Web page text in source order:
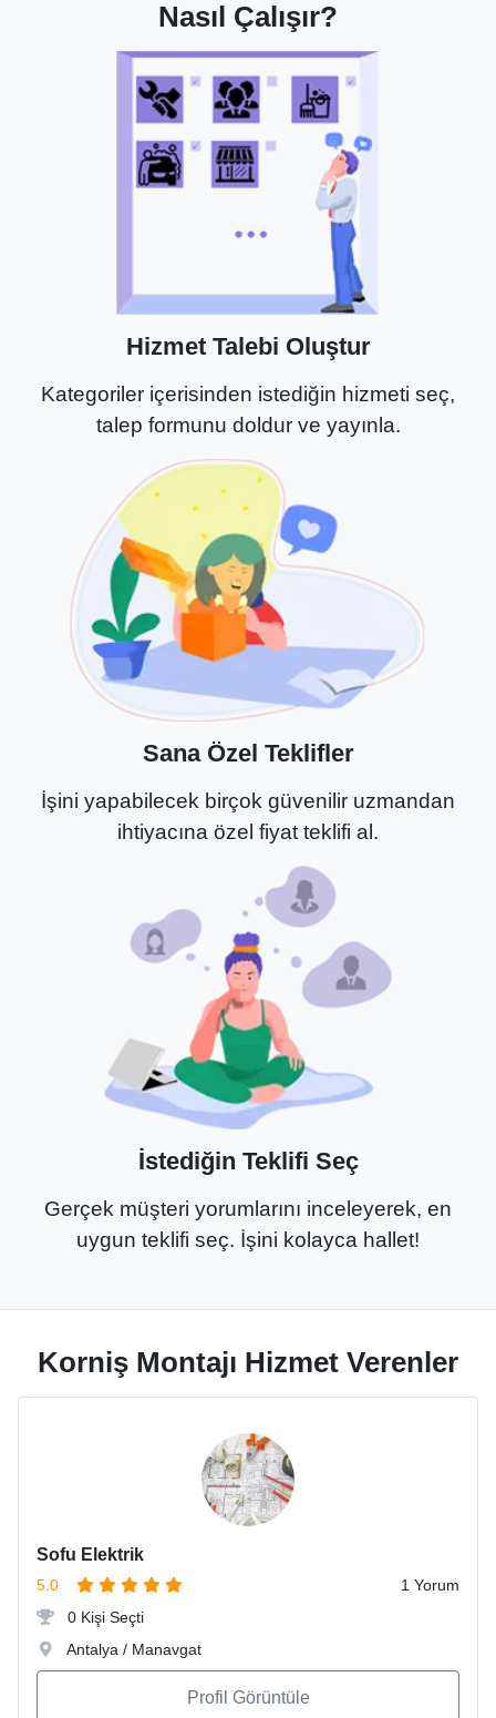
Nasıl Çalışır?
Hizmet Talebi Oluştur
Kategoriler içerisinden istediğin hizmeti seç,
talep formunu doldur ve yayınla.
Sana Özel Teklifler
İşini yapabilecek birçok güvenilir uzmandan
ihtiyacına özel fiyat teklifi al.
İstediğin Teklifi Seç
Gerçek müşteri yorumlarını inceleyerek, en
uygun teklifi seç. İşini kolayca hallet!
Korniş Montajı Hizmet Verenler
Sofu Elektrik
5.0
1 Yorum
0 Kişi Seçti
Antalya / Manavgat
Profil Görüntüle